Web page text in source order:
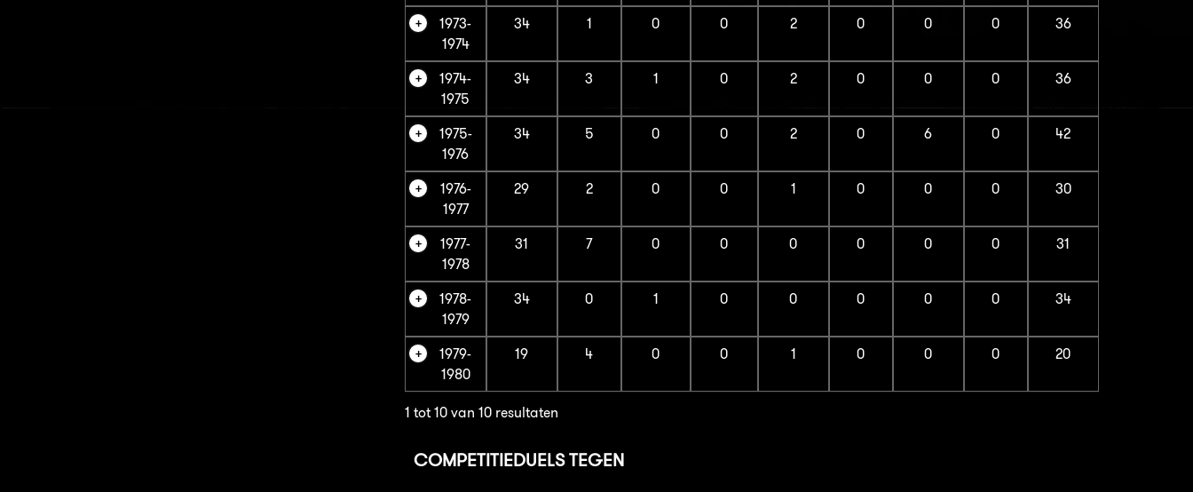
1973-
1974
34 1 0 0 2 0 0 0 36
1974-
1975
34 3 1 0 2 0 0 0 36
1975-
1976
34 5 0 0 2 0 6 0 42
1976-
1977
29 2 0 0 1 0 0 0 30
1977-
1978
31 7 0 0 0 0 0 0 31
1978-
1979
34 0 1 0 0 0 0 0 34
1979-
1980
19 4 0 0 1 0 0 0 20
1 tot 10 van 10 resultaten
COMPETITIEDUELS TEGEN